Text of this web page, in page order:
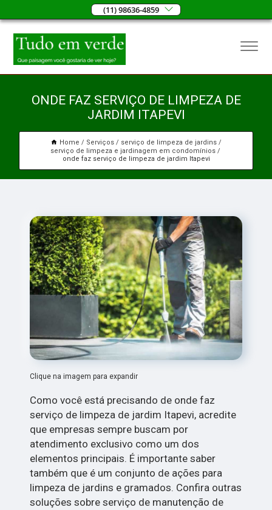
(11) 98636-4859
ONDE FAZ SERVIÇO DE LIMPEZA DE
JARDIM ITAPEVI
Home Serviços
serviço de limpeza de jardins
serviço de limpeza e jardinagem em condomínios
onde faz serviço de limpeza de jardim Itapevi
Clique na imagem para expandir
Como você está precisando de onde faz
serviço de limpeza de jardim Itapevi, acredite
que empresas sempre buscam por
atendimento exclusivo como um dos
elementos principais. É importante saber
também que é um conjunto de ações para
limpeza de jardins e gramados. Confira outras
soluções sobre serviço de manutenção de